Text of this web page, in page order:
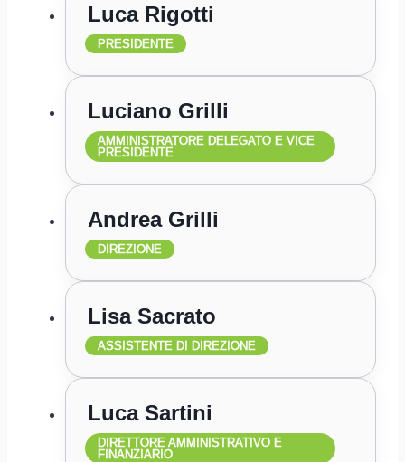
Luca Rigotti
PRESIDENTE
Luciano Grilli
AMMINISTRATORE DELEGATO E VICE
PRESIDENTE
Andrea Grilli
DIREZIONE
Lisa Sacrato
ASSISTENTE DI DIREZIONE
Luca Sartini
DIRETTORE AMMINISTRATIVO E
FINANZIARIO